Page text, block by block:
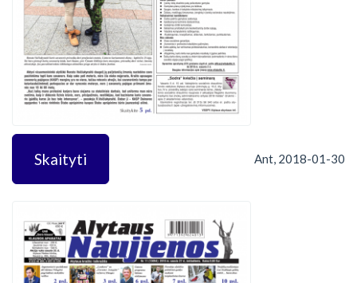
Skaityti Ant, 2018-01-30